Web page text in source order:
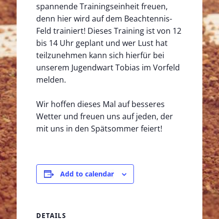
spannende Trainingseinheit freuen,
denn hier wird auf dem Beachtennis-
Feld trainiert! Dieses Training ist von 12
bis 14 Uhr geplant und wer Lust hat
teilzunehmen kann sich hierfür bei
unserem Jugendwart Tobias im Vorfeld
melden.
Wir hoffen dieses Mal auf besseres
Wetter und freuen uns auf jeden, der
mit uns in den Spätsommer feiert!
Add to calendar
DETAILS